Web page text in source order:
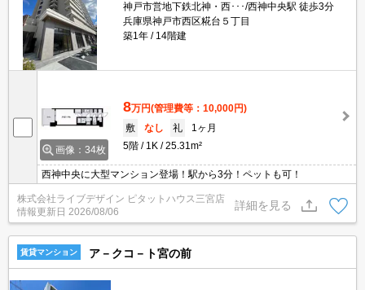
神戸市営地下鉄北神・西･･･/西神中央駅 徒歩3分
兵庫県神戸市西区糀台５丁目
築1年
14階建
画像：34枚
8万円(管理費等：10,000円)
敷
なし 礼
1ヶ月
5階
1K 25.31m²
西神中央に大型マンション登場！駅から3分！ペットも可！
株式会社ライブデザイン ピタットハウス三宮店
情報更新日 2026/08/06
詳細を見る
賃貸マンション ア－クコ－ト宮の前